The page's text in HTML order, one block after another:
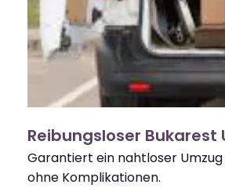
Reibungsloser Bukarest
Garantiert ein nahtloser
ohne Komplikationen.